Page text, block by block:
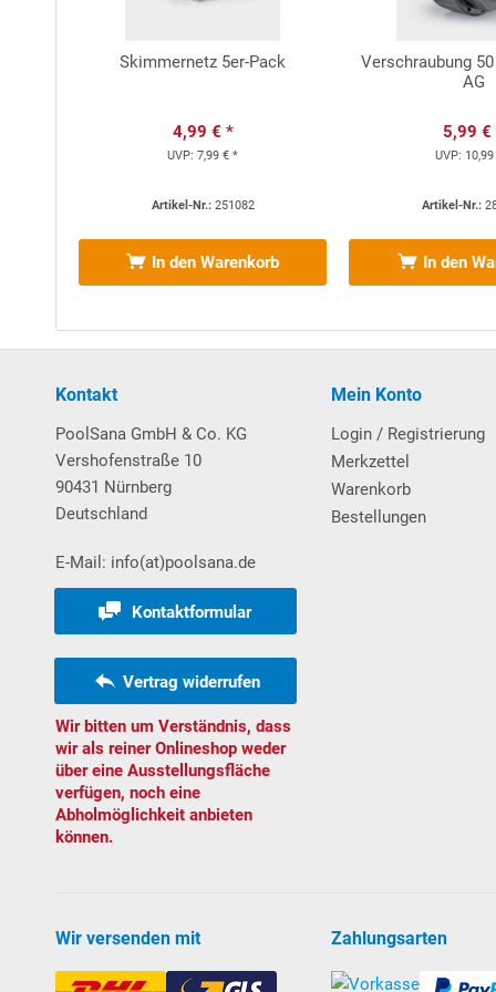
Skimmernetz 5er-Pack
4,99 € *
UVP:7,99 € *
Artikel-Nr.: 251082
In den Warenkorb
Verschraubung
AG
5,99 €
UVP:
Artikel-Nr.:
In den
Kontakt
PoolSana GmbH & Co. KG
Vershofenstraße 10
90431 Nürnberg
Deutschland
E-Mail: info(at)poolsana.de
Kontaktformular
Vertrag widerrufen
Wir bitten um Verständnis, dass
wir als reiner Onlineshop weder
über eine Ausstellungsfläche
verfügen, noch eine
Abholmöglichkeit anbieten
können.
Mein Konto
Login / Registrierung
Merkzettel
Warenkorb
Bestellungen
Wir versenden mit Zahlungsarten